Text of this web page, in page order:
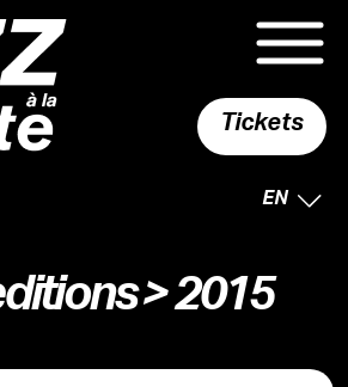
Tickets
EN
> 2015